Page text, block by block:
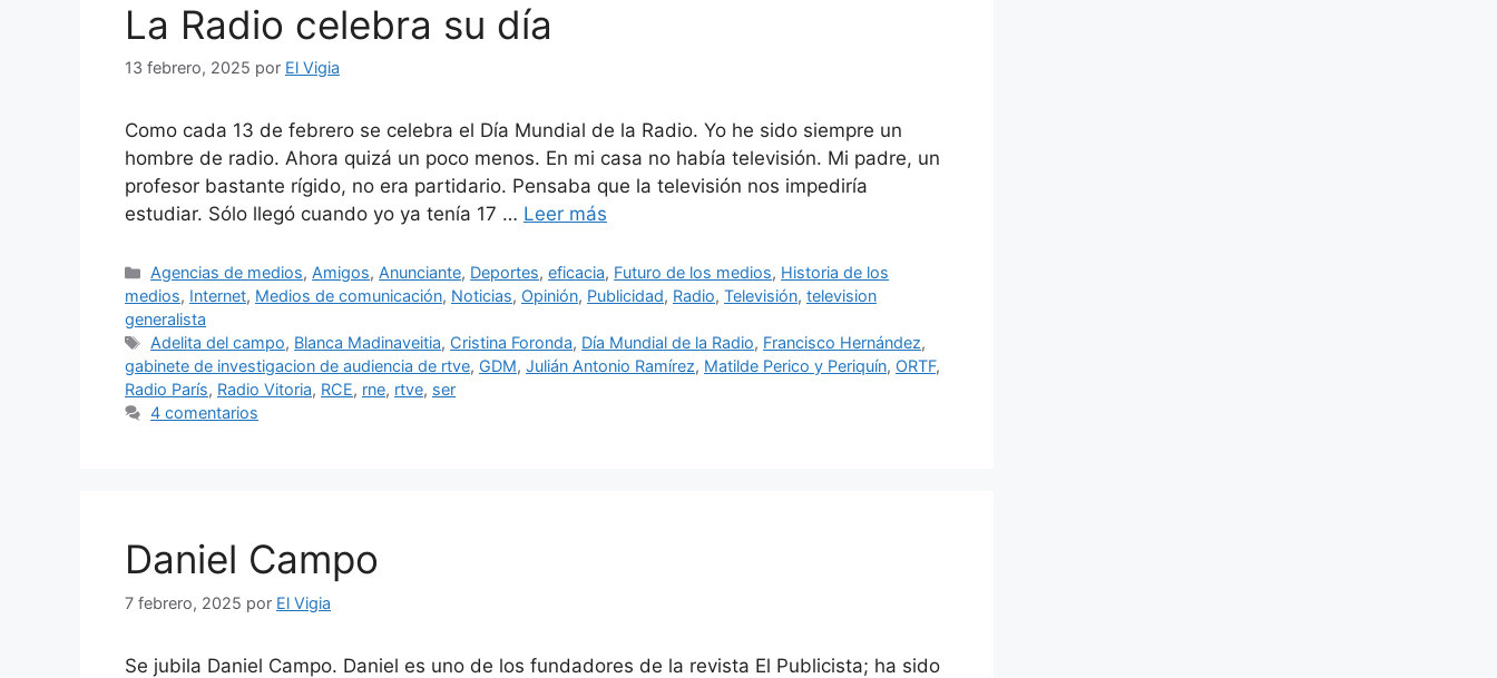
La Radio celebra su día
13 febrero, 2025 por El Vigia
Como cada 13 de febrero se celebra el Día Mundial de la Radio. Yo he sido siempre un
hombre de radio. Ahora quizá un poco menos. En mi casa no había televisión. Mi padre, un
profesor bastante rígido, no era partidario. Pensaba que la televisión nos impediría
estudiar. Sólo llegó cuando yo ya tenía 17 … Leer más
Categorías
Agencias de medios, Amigos, Anunciante, Deportes,eficacia, Futuro de los medios, Historia de los
medios, Internet, Medios de comunicación, Noticias, Opinión, Publicidad, Radio, Televisión, television
generalista
Etiquetas
Adelita del campo, Blanca Madinaveitia, Cristina Foronda, Día Mundial de la Radio, Francisco Hernández,
gabinete de investigacion de audiencia de rtve, GDM, Julián Antonio Ramírez, Matilde Perico y Periquín, ORTF,
Radio París, Radio Vitoria, RCE, rne, rtve, ser
4 comentarios
Daniel Campo
7 febrero, 2025 por El Vigia
Se jubila Daniel Campo. Daniel es uno de los fundadores de la revista El Publicista; ha sido